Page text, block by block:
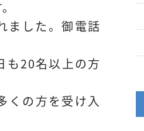
ました。御電話
も20名以上の方
くの方を受け入